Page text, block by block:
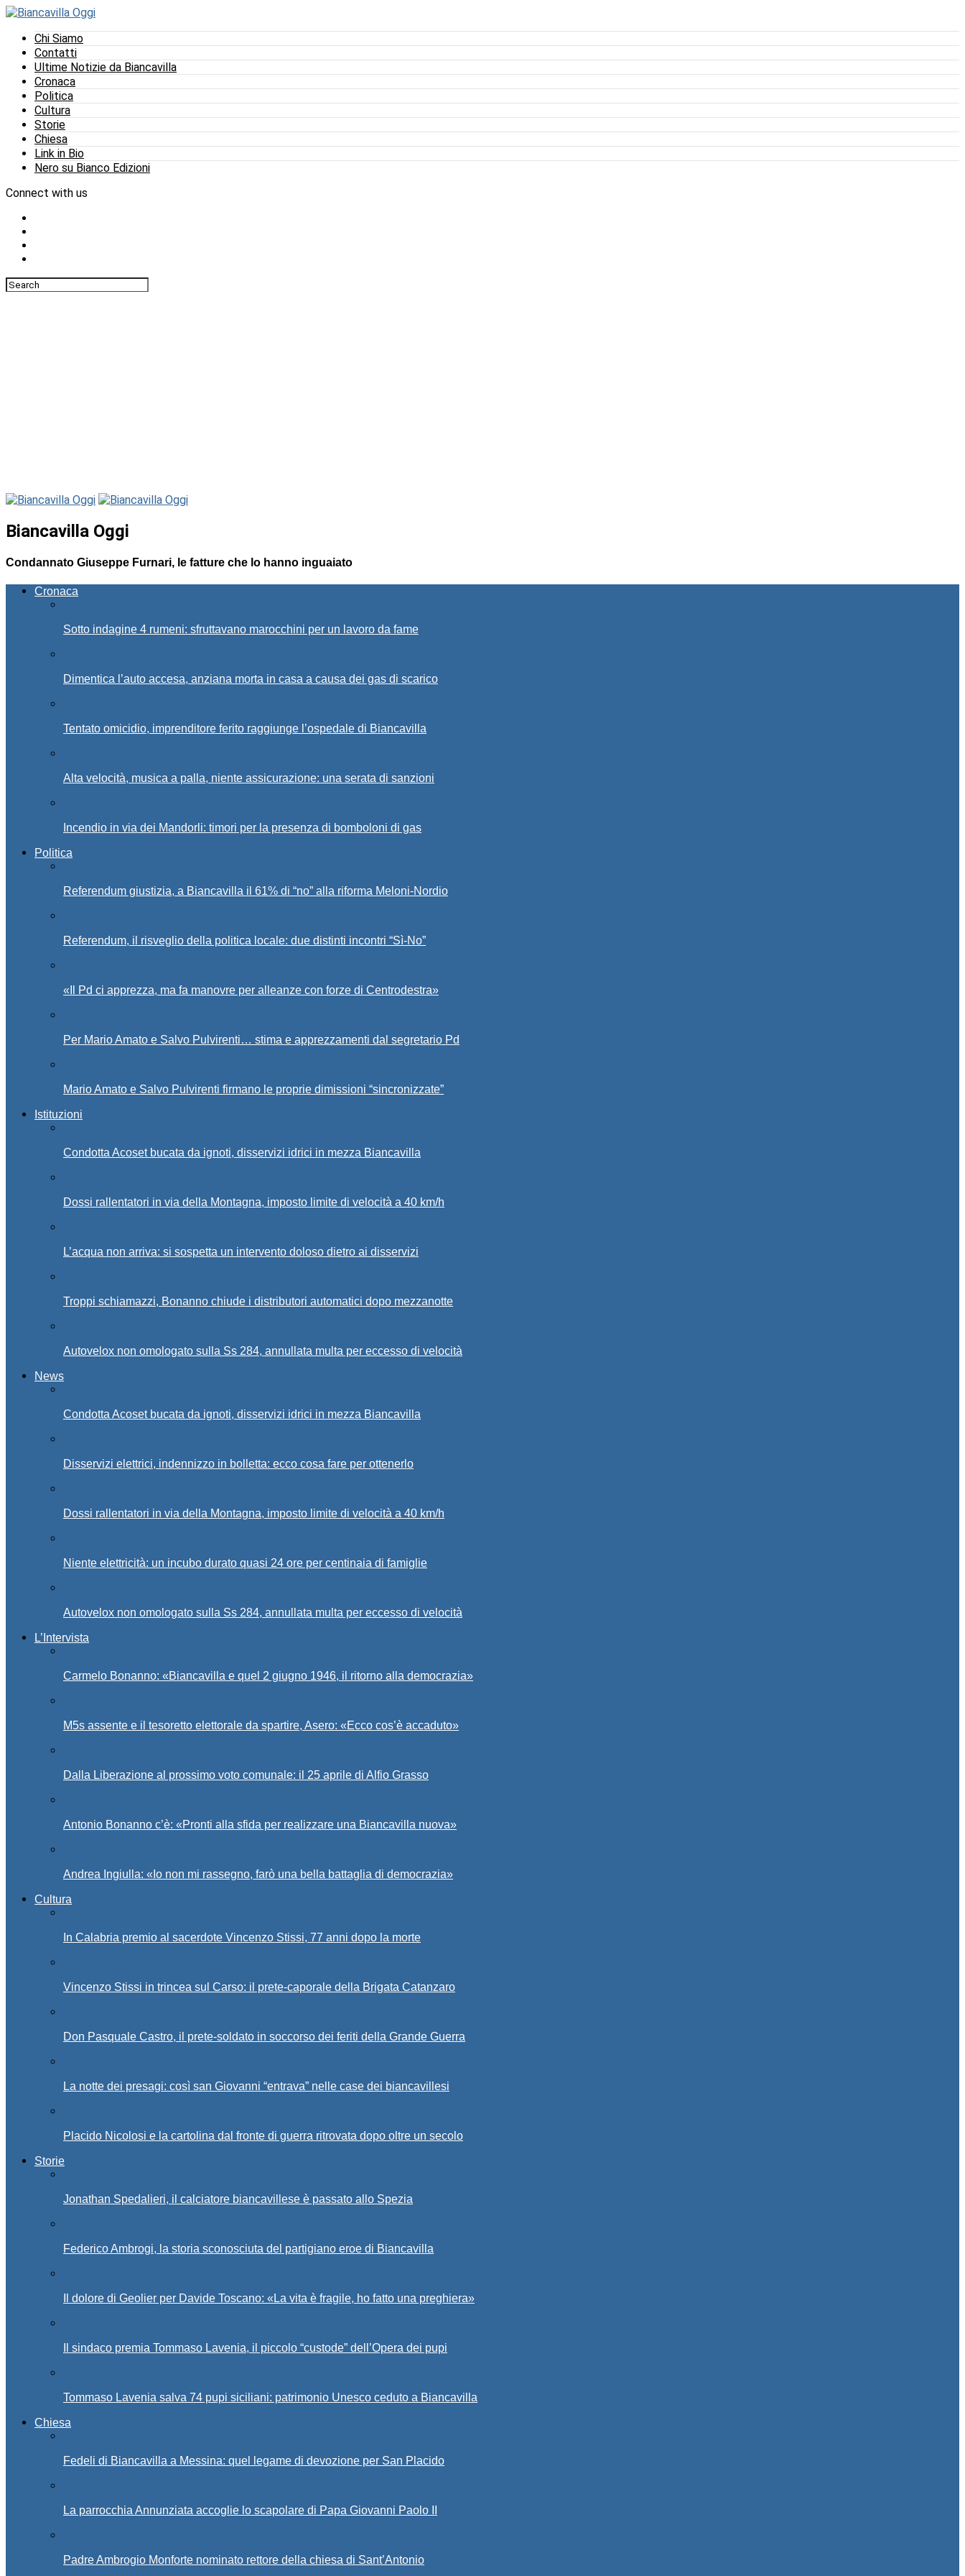
Chi Siamo
Contatti
Ultime Notizie da Biancavilla
Cronaca
Politica
Cultura
Storie
Chiesa
Link in Bio
Nero su Bianco Edizioni
Connect with us
Biancavilla Oggi
Condannato Giuseppe Furnari, le fatture che lo hanno inguaiato
Cronaca
Sotto indagine 4 rumeni: sfruttavano marocchini per un lavoro da fame
Dimentica l’auto accesa, anziana morta in casa a causa dei gas di scarico
Tentato omicidio, imprenditore ferito raggiunge l’ospedale di Biancavilla
Alta velocità, musica a palla, niente assicurazione: una serata di sanzioni
Incendio in via dei Mandorli: timori per la presenza di bomboloni di gas
Politica
Referendum giustizia, a Biancavilla il 61% di “no” alla riforma Meloni-Nordio
Referendum, il risveglio della politica locale: due distinti incontri “Sì-No”
«Il Pd ci apprezza, ma fa manovre per alleanze con forze di Centrodestra»
Per Mario Amato e Salvo Pulvirenti… stima e apprezzamenti dal segretario Pd
Mario Amato e Salvo Pulvirenti firmano le proprie dimissioni “sincronizzate”
Istituzioni
Condotta Acoset bucata da ignoti, disservizi idrici in mezza Biancavilla
Dossi rallentatori in via della Montagna, imposto limite di velocità a 40 km/h
L’acqua non arriva: si sospetta un intervento doloso dietro ai disservizi
Troppi schiamazzi, Bonanno chiude i distributori automatici dopo mezzanotte
Autovelox non omologato sulla Ss 284, annullata multa per eccesso di velocità
News
Condotta Acoset bucata da ignoti, disservizi idrici in mezza Biancavilla
Disservizi elettrici, indennizzo in bolletta: ecco cosa fare per ottenerlo
Dossi rallentatori in via della Montagna, imposto limite di velocità a 40 km/h
Niente elettricità: un incubo durato quasi 24 ore per centinaia di famiglie
Autovelox non omologato sulla Ss 284, annullata multa per eccesso di velocità
L’Intervista
Carmelo Bonanno: «Biancavilla e quel 2 giugno 1946, il ritorno alla democrazia»
M5s assente e il tesoretto elettorale da spartire, Asero: «Ecco cos’è accaduto»
Dalla Liberazione al prossimo voto comunale: il 25 aprile di Alfio Grasso
Antonio Bonanno c’è: «Pronti alla sfida per realizzare una Biancavilla nuova»
Andrea Ingiulla: «Io non mi rassegno, farò una bella battaglia di democrazia»
Cultura
In Calabria premio al sacerdote Vincenzo Stissi, 77 anni dopo la morte
Vincenzo Stissi in trincea sul Carso: il prete-caporale della Brigata Catanzaro
Don Pasquale Castro, il prete-soldato in soccorso dei feriti della Grande Guerra
La notte dei presagi: così san Giovanni “entrava” nelle case dei biancavillesi
Placido Nicolosi e la cartolina dal fronte di guerra ritrovata dopo oltre un secolo
Storie
Jonathan Spedalieri, il calciatore biancavillese è passato allo Spezia
Federico Ambrogi, la storia sconosciuta del partigiano eroe di Biancavilla
Il dolore di Geolier per Davide Toscano: «La vita è fragile, ho fatto una preghiera»
Il sindaco premia Tommaso Lavenia, il piccolo “custode” dell’Opera dei pupi
Tommaso Lavenia salva 74 pupi siciliani: patrimonio Unesco ceduto a Biancavilla
Chiesa
Fedeli di Biancavilla a Messina: quel legame di devozione per San Placido
La parrocchia Annunziata accoglie lo scapolare di Papa Giovanni Paolo II
Padre Ambrogio Monforte nominato rettore della chiesa di Sant’Antonio